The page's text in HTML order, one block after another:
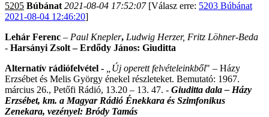
5205 Búbánat 2021-08-04 17:52:07[Válasz erre: 5203 Búbánat
2021-08-04 12:46:20]
Lehár Ferenc – Paul Knepler, Ludwig Herzer, Fritz Löhner-Beda
- Harsányi Zsolt – Erdődy János: Giuditta
Alternatív rádiófelvétel -
„Új operett felvételeinkből" – Házy
Erzsébet és Melis György énekel részleteket. Bemutató: 1967.
március 26., Petőfi Rádió, 13.20 – 13. 47. - Giuditta dala – Házy
Erzsébet, km. a Magyar Rádió Énekkara és Szimfonikus
Zenekara, vezényel: Bródy Tamás